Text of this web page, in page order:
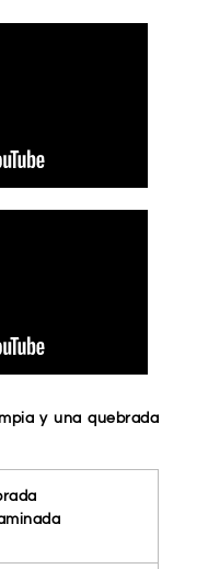
y una quebrada